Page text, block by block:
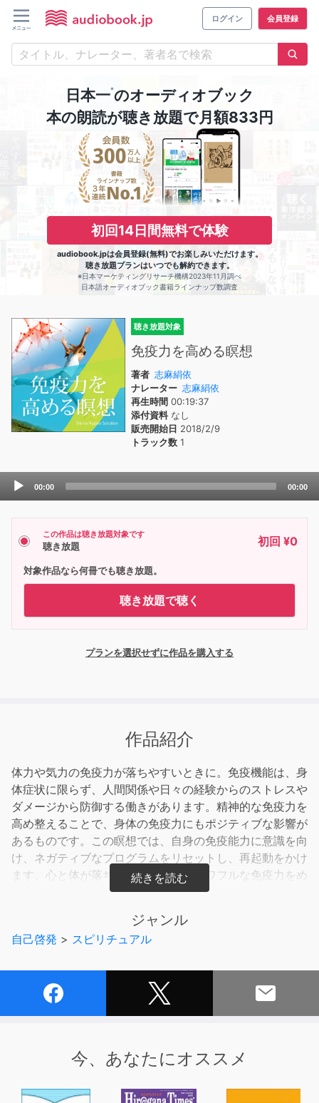
ログイン 会員登録
日本一※のオーディオブック
本の朗読が聴き放題で月額833円
初回14日間無料で体験
audiobook.jpは会員登録(無料)でお楽しみいただけます。
聴き放題プランはいつでも解約できます。
※日本マーケティングリサーチ機構2023年11月調べ
日本語オーディオブック書籍ラインナップ数調査
聴き放題対象
免疫力を高める瞑想
著者 志麻絹依
ナレーター 志麻絹依
再生時間 00:19:37
添付資料なし
販売開始日 2018/2/9
トラック数 1
Audio
00:00 00:00
この作品は聴き放題対象です
聴き放題 初回 ¥0
対象作品なら何冊でも聴き放題。
聴き放題で聴く
プランを選択せずに作品を購入する
作品紹介
体力や気力の免疫力が落ちやすいときに。免疫機能は、身
体症状に限らず、人間関係や日々の経験からのストレスや
ダメージから防御する働きがあります。精神的な免疫力を
高め整えることで、身体の免疫力にもポジティブな影響が
あるものです。この瞑想では、自身の免疫能力に意識を向
け、ネガティブなプログラムをリセットし、再起動をかけ
ます。心と体が落ち着き、健やかでパワフルな免疫力をめ
ざしましょう。*瞑想は治療を目的とする医療行為ではあ
ジャンル
自己啓発 > スピリチュアル
今、あなたにオススメ